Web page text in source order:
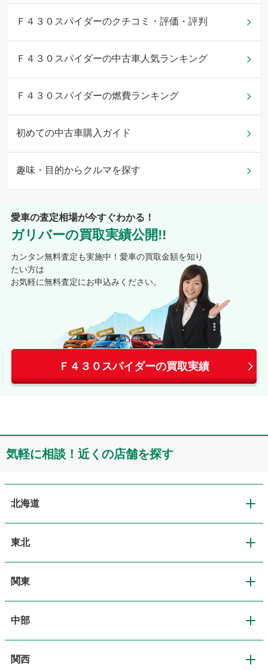
Ｆ４３０スパイダーのクチコミ・評価・評判
Ｆ４３０スパイダーの中古車人気ランキング
Ｆ４３０スパイダーの燃費ランキング
初めての中古車購入ガイド
趣味・目的からクルマを探す
愛車の査定相場が今すぐわかる！
ガリバーの買取実績公開!!
カンタン無料査定も実施中！愛車の買取金額を知り
たい方は
お気軽に無料査定にお申込みください。
Ｆ４３０スパイダーの買取実績
気軽に相談！近くの店舗を探す
北海道
北海道
道央・札幌
道北・旭川
東北
東北
青森
岩手
関東
関東
東京
中部
中部
関西